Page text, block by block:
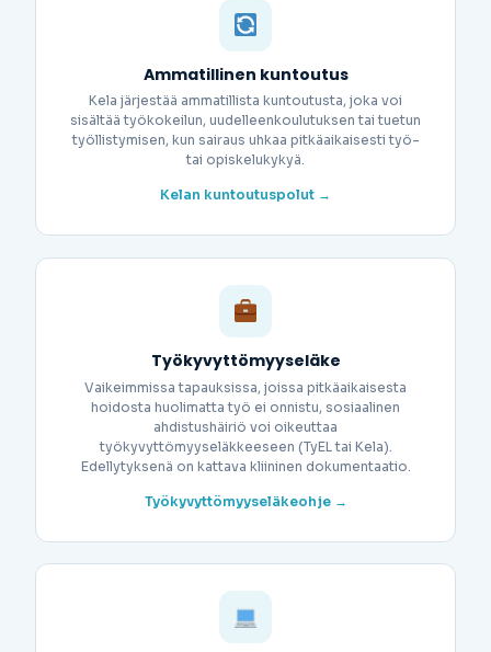
Ammatillinen kuntoutus
Kela järjestää ammatillista kuntoutusta, joka voi
sisältää työkokeilun, uudelleenkoulutuksen tai tuetun
työllistymisen, kun sairaus uhkaa pitkäaikaisesti työ-
tai opiskelukykyä.
Kelan kuntoutuspolut →
Työkyvyttömyyseläke
Vaikeimmissa tapauksissa, joissa pitkäaikaisesta
hoidosta huolimatta työ ei onnistu, sosiaalinen
ahdistushäiriö voi oikeuttaa
työkyvyttömyyseläkkeeseen (TyEL tai Kela).
Edellytyksenä on kattava kliininen dokumentaatio.
Työkyvyttömyyseläkeohje →